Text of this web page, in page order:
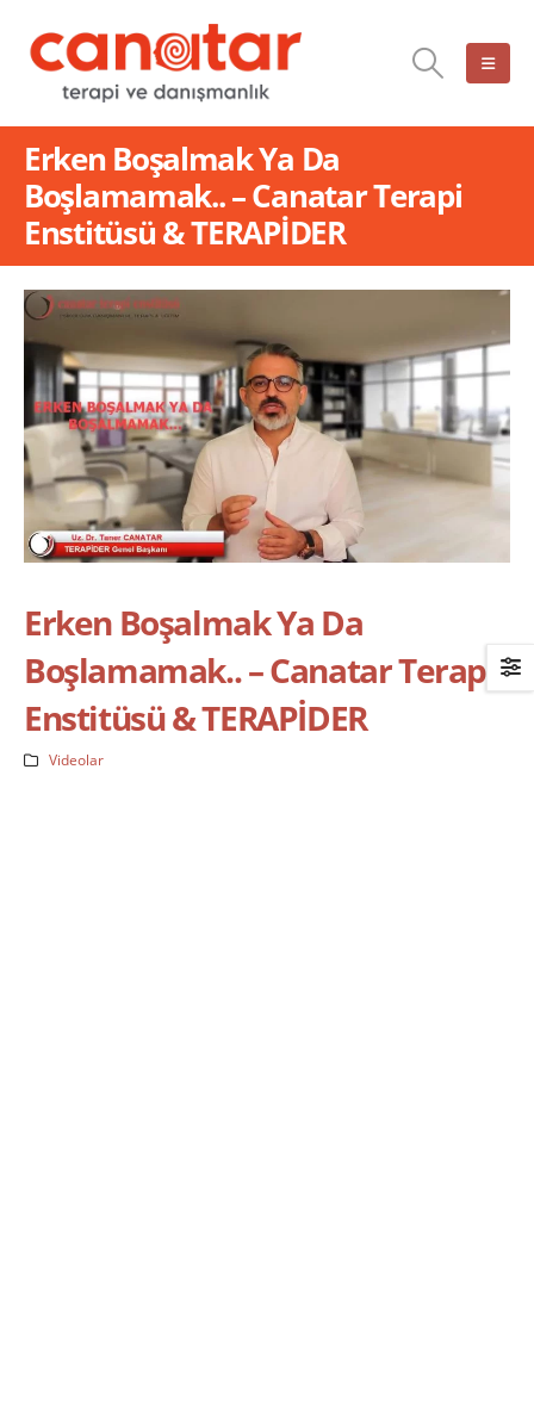
Erken Boşalmak Ya Da
Boşlamamak.. – Canatar Terapi
Enstitüsü & TERAPİDER
Erken Boşalmak Ya Da
Boşlamamak.. – Canatar Terapi
Enstitüsü & TERAPİDER
Videolar